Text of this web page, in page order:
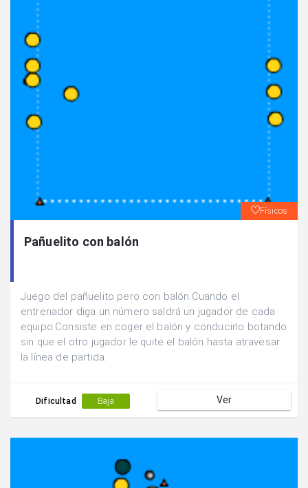
Físicos
Pañuelito con balón
Juego del pañuelito pero con balón.Cuando el
entrenador diga un número saldrá un jugador de cada
equipo.Consiste en coger el balón y conducirlo botando
sin que el otro jugador le quite el balón hasta atravesar
la línea de partida.
Dificultad Baja Ver